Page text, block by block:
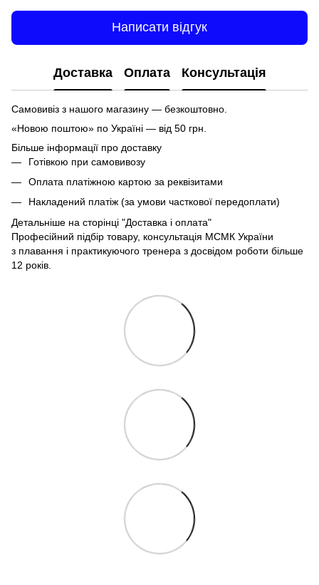
Написати відгук
Доставка Оплата Консультація
Самовивіз з нашого магазину — безкоштовно.
«Новою поштою» по Україні — від 50 грн.
Більше інформації про доставку
Готівкою при самовивозу
Оплата платіжною картою за реквізитами
Накладений платіж (за умови часткової передоплати)
Детальніше на сторінці "Доставка і оплата"
Професійний підбір товару, консультація МСМК України
з плавання і практикуючого тренера з досвідом роботи більше
12 років.